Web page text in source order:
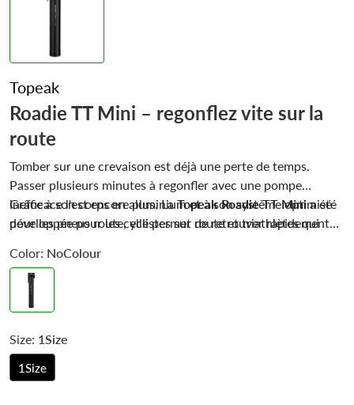
Topeak
Roadie TT Mini – regonflez vite sur la
route
Tomber sur une crevaison est déjà une perte de temps.
Passer plusieurs minutes à regonfler avec une pompe
inefficace l'est encore plus. LaTopeak Roadie TT Minia été
développée pour les cyclistes sur route et triathlètes qui
facilement les hautes pressions nécessaires aux pneus
étroits.
Grâce à son corps en aluminium et à son système optimisé
pour les pneus route, elle permet de retrouver rapidement
en bord de route.
Color: NoColour
Size: 1Size
1Size